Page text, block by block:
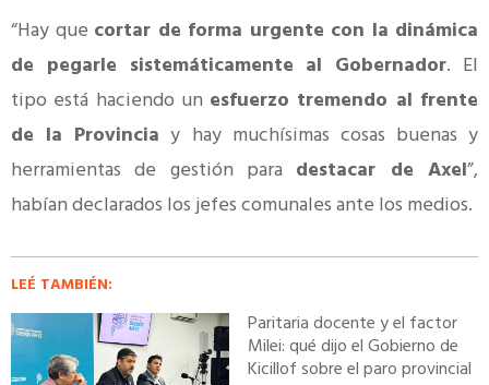
“Hay que cortar de forma urgente con la dinámica
de pegarle sistemáticamente al Gobernador. El
tipo está haciendo un esfuerzo tremendo al frente
de la Provincia y hay muchísimas cosas buenas y
herramientas de gestión para destacar de Axel”,
habían declarados los jefes comunales ante los medios.
LEÉ TAMBIÉN:
Paritaria docente y el factor
Milei: qué dijo el Gobierno de
Kicillof sobre el paro provincial